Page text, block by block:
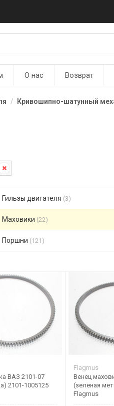
О нас Возврат
Кривошипно-шатунный
Гильзы двигателя (3)
Маховики (22)
Поршни (121)
ВАЗ 2101-07
2101-1005125
Flagmus
Венец
(зеленая
Flagmus